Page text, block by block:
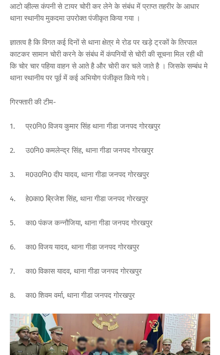
आटो व्हील्स कंपनी से टायर चोरी कर लेने के संबंध में प्राप्त तहरीर के आधार
थाना स्थानीय मुकदमा उपरोक्त पंजीकृत किया गया ।
ज्ञातत्व है कि विगत कई दिनों से थाना क्षेत्र मे रोड पर खड़े ट्रकों के तिरपाल
काटकर सामान चोरी करने के संबंध में कंपनियों से चोरी की सूचना मिल रही थी
कि चोर चार पहिया वाहन से आते है और चोरी कर चले जाते है । जिसके सम्बंध मे
थाना स्थानीय पर पूर्व में कई अभियोग पंजीकृत किये गये।
गिरफ्तारी की टीम-
1. प्र0नि0 विजय कुमार सिंह थाना गीडा जनपद गोरखपुर
2. उ0नि0 कमलेन्द्र सिंह, थाना गीडा जनपद गोरखपुर
3. म0उ0नि0 दीप यादव, थाना गीडा जनपद गोरखपुर
4. हे0का0 ब्रिजेश सिंह, थाना गीडा जनपद गोरखपुर
5. का0 पंकज कन्नौजिया, थाना गीडा जनपद गोरखपुर
6. का0 विजय यादव, थाना गीडा जनपद गोरखपुर
7. का0 विकास यादव, थाना गीडा जनपद गोरखपुर
8. का0 शिवम वर्मा, थाना गीडा जनपद गोरखपुर